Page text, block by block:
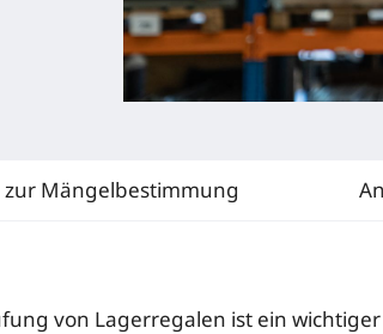
Mängelbestimmung
von Lagerregalen ist ein